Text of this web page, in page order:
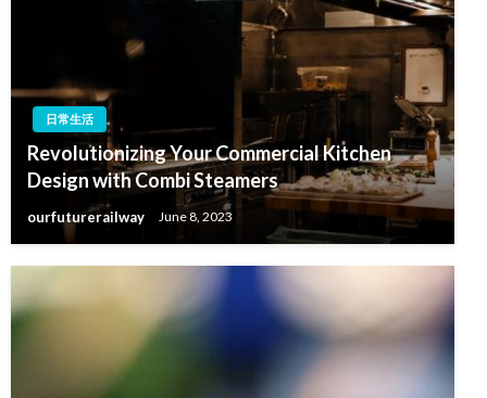
日常生活
Revolutionizing Your Commercial Kitchen
Design with Combi Steamers
ourfuturerailway June 8, 2023